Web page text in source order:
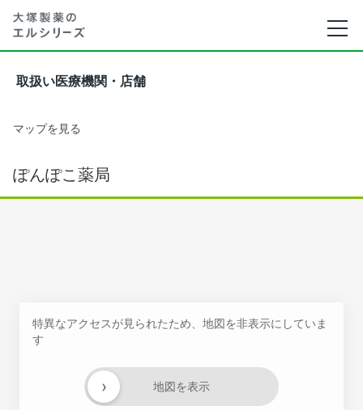
取扱い医療機関・店舗
マップを見る
ぽんぽこ薬局
特異なアクセスが見られたため、地図を非表示にしていま
す
地図を表示
›